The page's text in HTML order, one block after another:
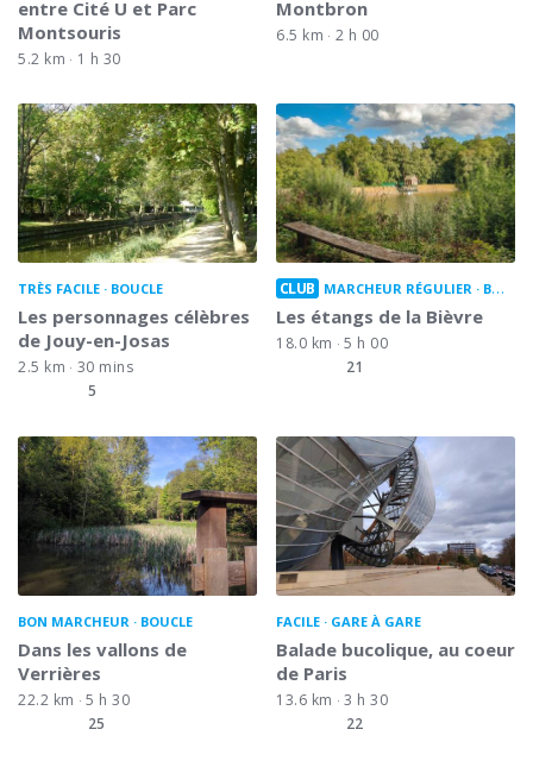
entre Cité U et Parc
Montsouris
5.2 km 1 h 30
Montbron
6.5 km 2 h 00
TRÈS FACILE BOUCLE
Les personnages célèbres
de Jouy-en-Josas
2.5 km
30 mins
5
CLUB MARCHEUR RÉGULIER BOUCLE
Les étangs de la Bièvre
18.0 km
5 h 00
21
BON MARCHEUR BOUCLE
Dans les vallons de
Verrières
22.2 km
5 h 30
25
FACILE GARE À GARE
Balade bucolique, au coeur
de Paris
13.6 km
3 h 30
22